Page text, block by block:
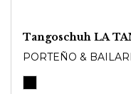
Tangoschuh LA
PORTEÑO &